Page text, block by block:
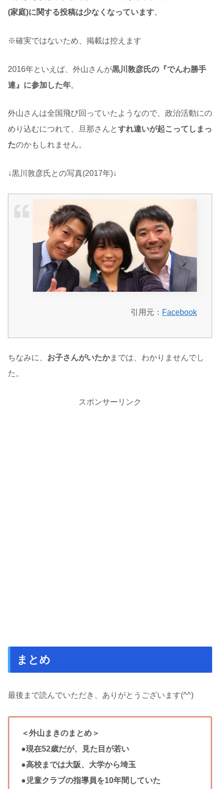
(家庭)に関する投稿は少なくなっています。
※確実ではないため、掲載は控えます
2016年といえば、外山さんが黒川敦彦氏の『でんわ勝手
連』に参加した年。
外山さんは全国飛び回っていたようなので、政治活動にの
めり込むにつれて、旦那さんとすれ違いが起こってしまっ
たのかもしれません。
↓黒川敦彦氏との写真(2017年)↓
引用元： Facebook
ちなみに、 お子さんがいたかまでは、わかりませんでし
た。
スポンサーリンク
まとめ
最後まで読んでいただき、ありがとうございます(^^)
＜外山まきのまとめ＞
●現在52歳だが、見た目が若い
●高校までは大阪、大学から埼玉
●児童クラブの指導員を10年間していた